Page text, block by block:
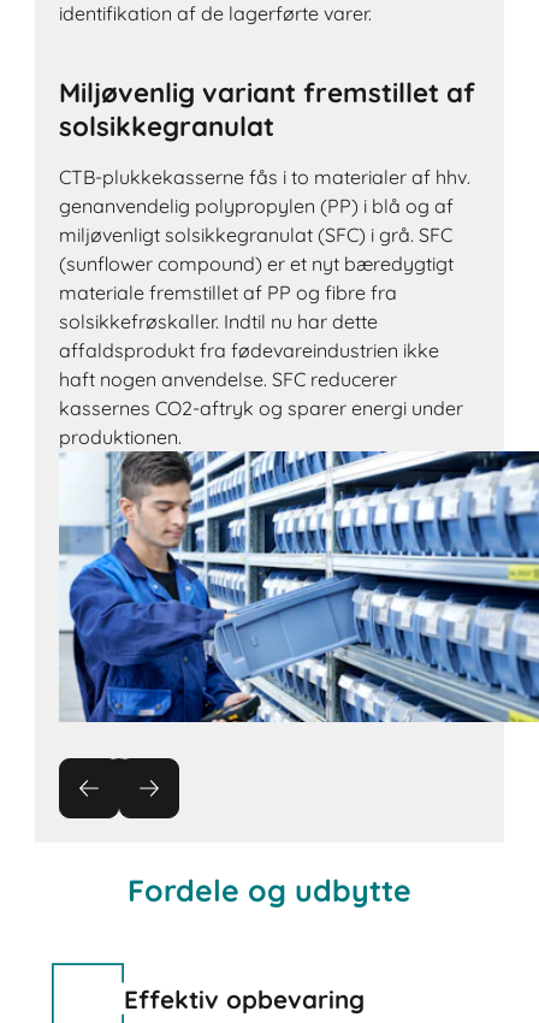
identifikation af de lagerførte varer.
Miljøvenlig variant fremstillet af
solsikkegranulat
CTB-plukkekasserne fås i to materialer af hhv.
genanvendelig polypropylen (PP) i blå og af
miljøvenligt solsikkegranulat (SFC) i grå. SFC
(sunflower compound) er et nyt bæredygtigt
materiale fremstillet af PP og fibre fra
solsikkefrøskaller. Indtil nu har dette
affaldsprodukt fra fødevareindustrien ikke
haft nogen anvendelse. SFC reducerer
kassernes CO2-aftryk og sparer energi under
produktionen.
Fordele og udbytte
Effektiv opbevaring